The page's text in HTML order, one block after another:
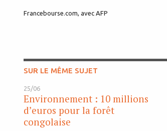
Francebourse.com, avec AFP
SUR LE MÊME SUJET
25/06
Environnement : 10 millions
d’euros pour la forêt
congolaise